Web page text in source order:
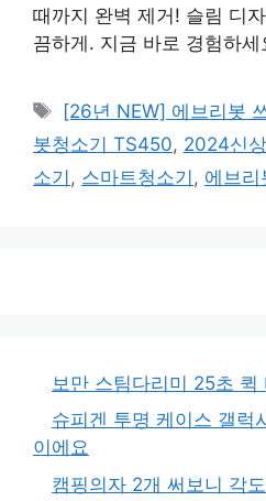
때까지 완벽 제거! 슬림 디
끔하게. 지금 바로 경험하세
태
그
[26년 NEW] 에브리봇
봇청소기 TS450, 2024신상
소기 , 스마트청소기 , 에브리
보만 스팀다리미 25초 퀵
슈피겐 투명 케이스 갤럭
이에요
캠핑의자 2개 써보니 각